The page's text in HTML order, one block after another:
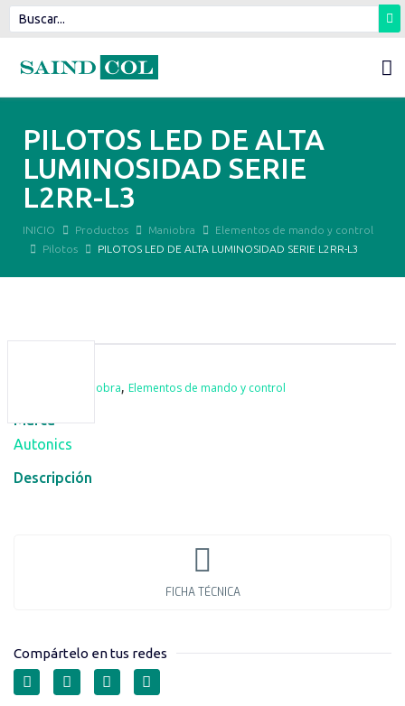
PILOTOS LED DE ALTA
LUMINOSIDAD SERIE
L2RR-L3
INICIO Productos Maniobra
Elementos de mando y control
Pilotos
PILOTOS LED DE ALTA LUMINOSIDAD SERIE L2RR-L3
Maniobra, Elementos de mando y control
Marca
Autonics
Descripción
FICHA TÉCNICA
Compártelo en tus redes